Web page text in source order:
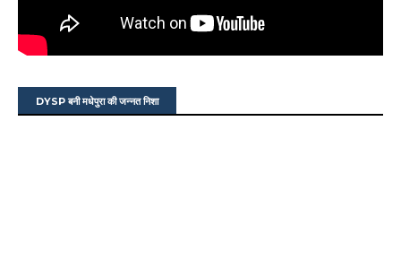
DYSP बनी मधेपुरा की जन्नत निशा